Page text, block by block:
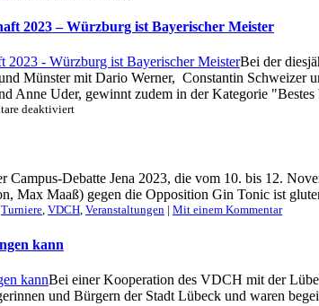
gewinnt
Zwischen-
Jahren
online
Turnier
2023 – Würzburg ist Bayerischer Meister
Bei der
Münster mit Dario Werner, Constantin Schweizer
Anne Uder, gewinnt zudem in der Kategorie "Bestes
deaktiviertfür
Meisterschaft
2023
–
Campus-Debatte Jena 2023, die vom 10. bis 12.
Max Maaß) gegen die Opposition Gin Tonic ist
Turniere, VDCH, Veranstaltungen | Mit einem Kommentar
kann
Bei einer Kooperation des VDCH mit der
und Bürgern der Stadt Lübeck und waren